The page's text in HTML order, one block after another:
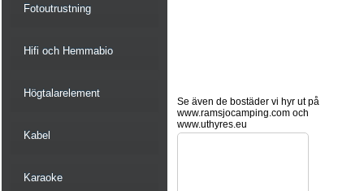
Fotoutrustning
Hifi och Hemmabio
Högtalarelement
Kabel
Karaoke
Se även de bostäder vi hyr ut på
www.ramsjocamping.com och
www.uthyres.eu